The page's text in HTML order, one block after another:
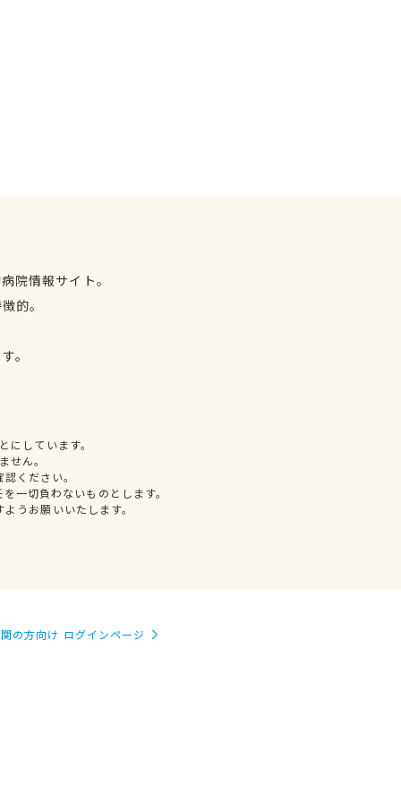
院情報サイト。
的。
。
しています。
せん。
ください。
一切負わないものとします。
うお願いいたします。
の方向け ログインページ